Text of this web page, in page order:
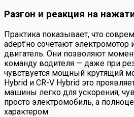
Разгон и реакция на
Практика показывает, что
adept’но сочетают
двигатель. Они позволяют
команду водителя — даже при
чувствуется мощный крутящий
Hybrid и CR-V Hybrid это
машины легко для ускорения,
просто электромобиль, а
характером.